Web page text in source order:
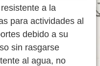
a la
para actividades al
debido a su
sin rasgarse
al agua, no